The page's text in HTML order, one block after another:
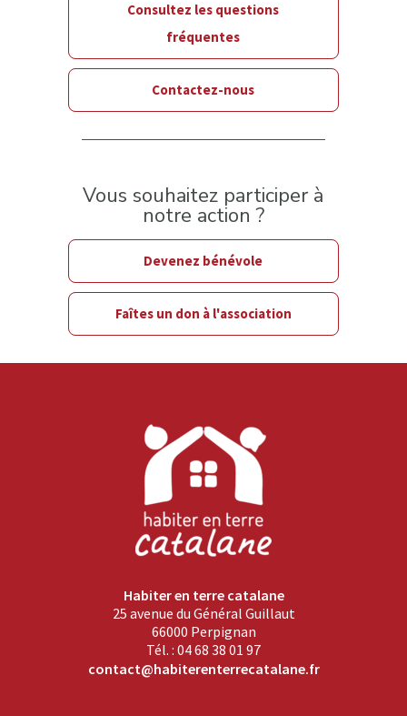
Consultez les questions
fréquentes
Contactez-nous
Vous souhaitez participer à
notre action ?
Devenez bénévole
Faîtes un don à l'association
Habiter en terre catalane
25 avenue du Général Guillaut
66000 Perpignan
Tél. : 04 68 38 01 97
contact@habiterenterrecatalane.fr